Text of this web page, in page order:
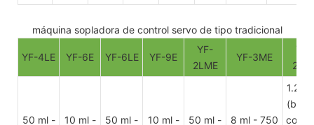
máquina sopladora de control servo de tipo tradicional
YF-4LE YF-6E YF-6LE YF-9E
YF-
2LME
YF-3ME
YF-
50 ml -
10 ml -
50 ml -
10 ml -
50 ml -
8 ml - 750
1.25-
con